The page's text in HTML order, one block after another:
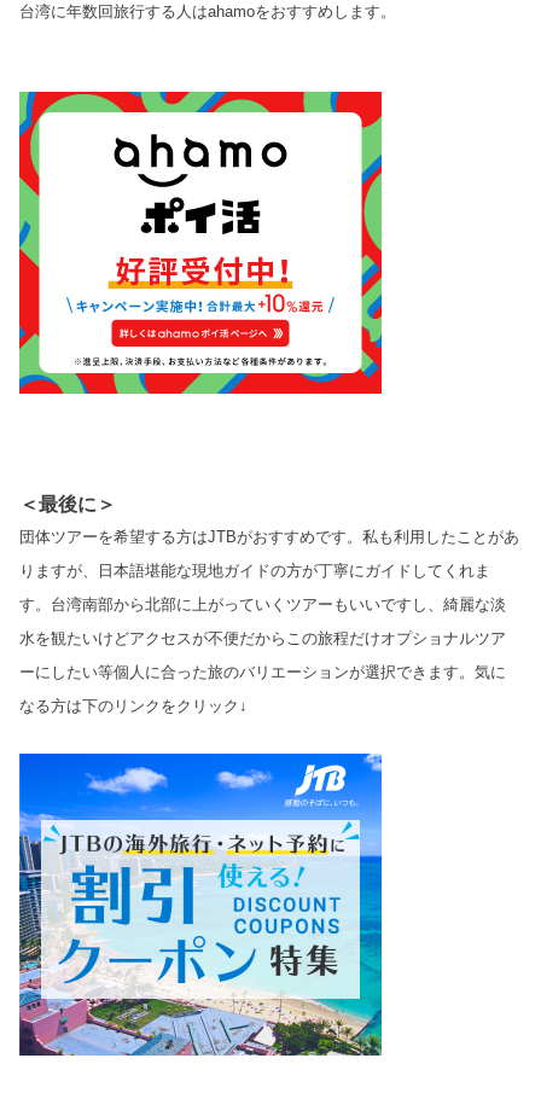
台湾に年数回旅行する人はahamoをおすすめします。
＜最後に＞
団体ツアーを希望する方はJTBがおすすめです。私も利用したことがあ
りますが、日本語堪能な現地ガイドの方が丁寧にガイドしてくれま
す。台湾南部から北部に上がっていくツアーもいいですし、綺麗な淡
水を観たいけどアクセスが不便だからこの旅程だけオプショナルツア
ーにしたい等個人に合った旅のバリエーションが選択できます。気に
なる方は下のリンクをクリック↓